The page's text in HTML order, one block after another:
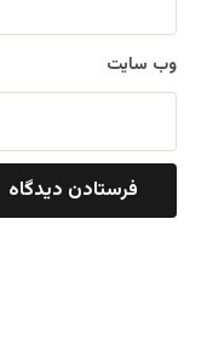
وب‌ سایت